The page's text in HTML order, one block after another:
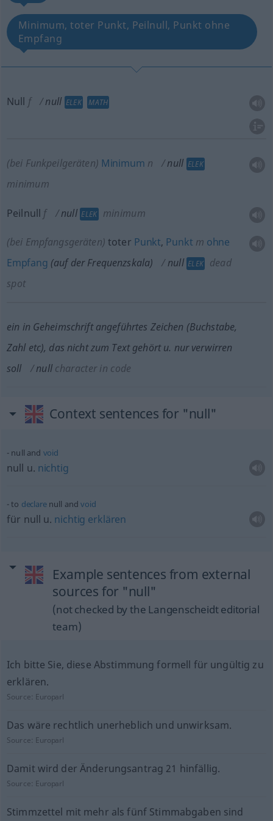
Minimum, toter Punkt, Peilnull, Punkt ohne
Empfang
Null f null ELEK MATH
(bei Funkpeilgeräten) Minimum n null ELEK
minimum
Peilnull f null ELEK minimum
(bei Empfangsgeräten) toter Punkt, Punkt m ohne
Empfang (auf der Frequenzskala) null ELEK
dead
spot
ein in Geheimschrift angeführtes Zeichen (Buchstabe,
Zahl etc), das nicht zum Text gehörtu. nur verwirren
soll
null character in code
Context sentences for "null"
null and void
null u. nichtig
to declarenull andvoid
für null u. nichtig erklären
Example sentences from external
sources for "null"
(not checked by the Langenscheidt editorial
team)
Ich bitte Sie, diese Abstimmung formell für ungültig zu
erklären.
Source: Europarl
Das wäre rechtlich unerheblich und unwirksam.
Source: Europarl
Damit wird der Änderungsantrag 21 hinfällig.
Source: Europarl
Stimmzettel mit mehr als fünf Stimmabgaben sind